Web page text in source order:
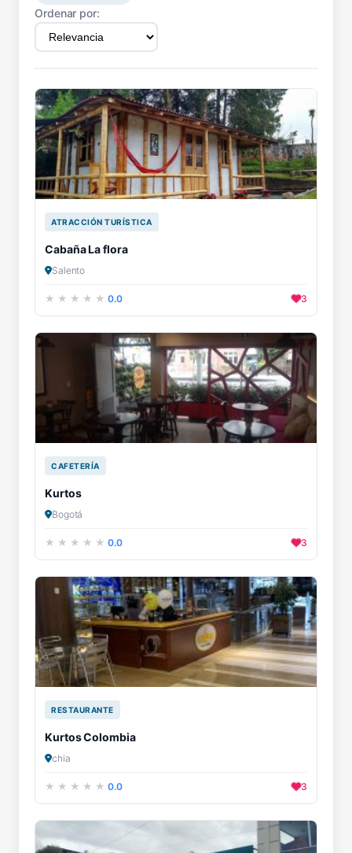
Ordenar por:
ATRACCIÓN TURÍSTICA
Cabaña La flora
Salento
0.0 3
CAFETERÍA
Kurtos
Bogotá
0.0 3
RESTAURANTE
Kurtos Colombia
chia
0.0 3